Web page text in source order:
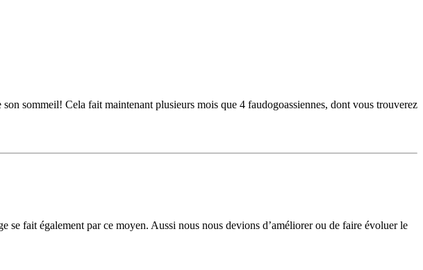
sommeil! Cela fait maintenant plusieurs mois que 4 faudogoassiennes, dont vous trouverez
se fait également par ce moyen. Aussi nous nous devions d’améliorer ou de faire évoluer le